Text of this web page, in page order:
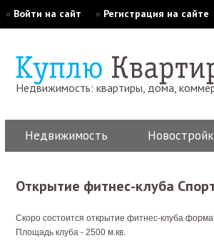
» Войти на сайт » Регистрация на сайте
Недвижимость: квартиры, дома,
Недвижимость
Открытие фитнес-клуба
Скоро состоится открытие фитнес-клуба
Площадь клуба - 2500 м.кв.